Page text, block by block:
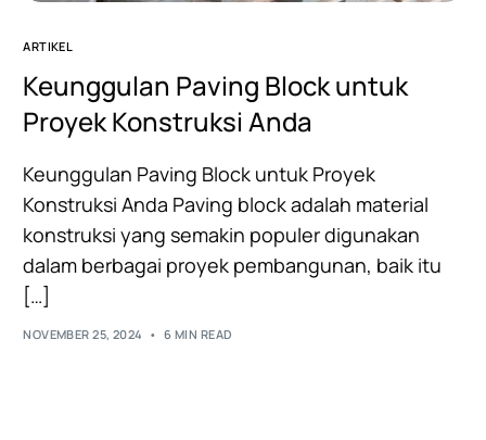
ARTIKEL
Keunggulan Paving Block untuk
Proyek Konstruksi Anda
Keunggulan Paving Block untuk Proyek
Konstruksi Anda Paving block adalah material
konstruksi yang semakin populer digunakan
dalam berbagai proyek pembangunan, baik itu
[…]
NOVEMBER 25, 2024 6 MIN READ